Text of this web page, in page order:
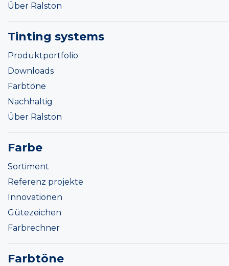
Über Ralston
Tinting systems
Produktportfolio
Downloads
Farbtöne
Nachhaltig
Über Ralston
Farbe
Sortiment
Referenz projekte
Innovationen
Gütezeichen
Farbrechner
Farbtöne